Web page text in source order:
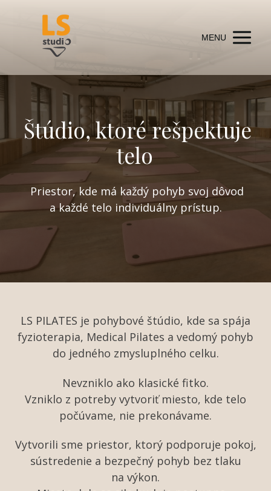
MENU
Štúdio, ktoré rešpektuje
telo
Priestor, kde má každý pohyb svoj dôvod
a každé telo individuálny prístup.
LS PILATES je pohybové štúdio, kde sa spája
fyzioterapia, Medical Pilates a vedomý pohyb
do jedného zmysluplného celku.
Nevzniklo ako klasické fitko.
Vzniklo z potreby vytvoriť miesto, kde telo
počúvame, nie prekonávame.
Vytvorili sme priestor, ktorý podporuje pokoj,
sústredenie a bezpečný pohyb bez tlaku
na výkon.